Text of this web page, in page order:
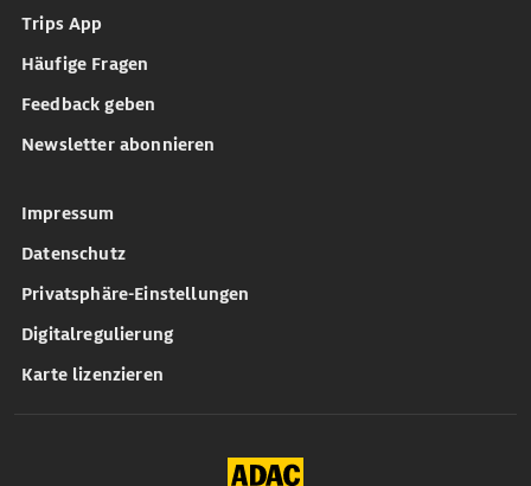
Trips App
Häufige Fragen
Feedback geben
Newsletter abonnieren
Impressum
Datenschutz
Privatsphäre-Einstellungen
Digitalregulierung
Karte lizenzieren